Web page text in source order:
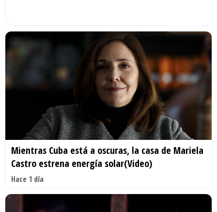
Mientras Cuba está a oscuras, la casa de Mariela
Castro estrena energía solar(Video)
Hace 1 día